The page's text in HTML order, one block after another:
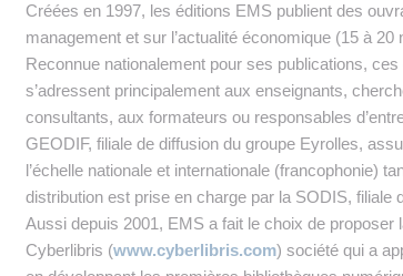
TOUTES LES INTERVIEWS
👉 PRENDRE LA PAROLE
👉 PLANNING EDITORIAL
• INTRALOGISTIQUE
• PRESTATION
• RECRUTEMENT
👉 INSCRIRE SA
Créées en 1997, les éditions EMS publient des
management et sur l’actualité économique (15 à 20
Reconnue nationalement pour ses publications, ces
s’adressent principalement aux enseignants,
consultants, aux formateurs ou responsables
GEODIF, filiale de diffusion du groupe Eyrolles,
l’échelle nationale et internationale (francophonie)
distribution est prise en charge par la SODIS, filiale
Aussi depuis 2001, EMS a fait le choix de
Cyberlibris (www.cyberlibris.com) société qui a